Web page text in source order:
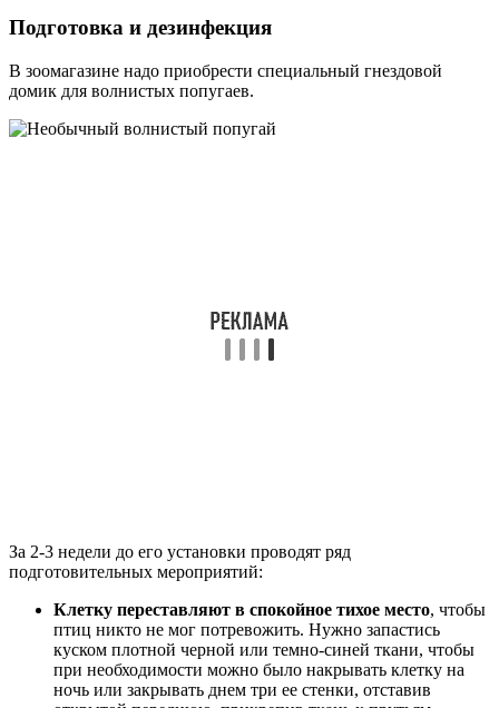
Подготовка и дезинфекция
В зоомагазине надо приобрести специальный гнездовой
домик для волнистых попугаев.
За 2-3 недели до его установки проводят ряд
подготовительных мероприятий:
Клетку переставляют в спокойное тихое место, чтобы
птиц никто не мог потревожить. Нужно запастись
куском плотной черной или темно-синей ткани, чтобы
при необходимости можно было накрывать клетку на
ночь или закрывать днем три ее стенки, отставив